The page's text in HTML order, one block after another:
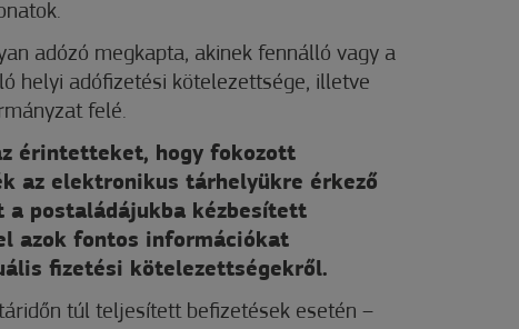
adózó megkapta, akinek fennálló vagy a
helyi adófizetési kötelezettsége, illetve
felé.
érintetteket, hogy fokozott
az elektronikus tárhelyükre érkező
a postaládájukba kézbesített
azok fontos információkat
fizetési kötelezettségekről.
túl teljesített befizetések esetén –